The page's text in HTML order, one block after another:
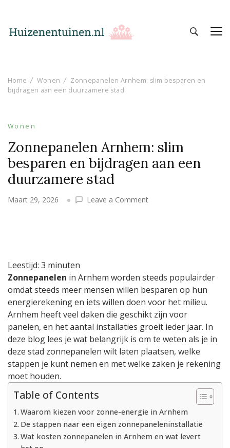
Home Wonen
Zonnepanelen Arnhem: slim besparen en
bijdragen aan een duurzamere stad
Wonen
Zonnepanelen Arnhem: slim
besparen en bijdragen aan een
duurzamere stad
Maart 29, 2026 Leave a Commenton
aan
een
duurzamere
stad
Leestijd: 3 minuten
Zonnepanelen in Arnhem worden steeds populairder
omdat steeds meer mensen willen besparen op hun
energierekening en iets willen doen voor het milieu.
Arnhem heeft veel daken die geschikt zijn voor
panelen, en het aantal installaties groeit ieder jaar. In
deze blog lees je wat belangrijk is om te weten als je in
deze stad zonnepanelen wilt laten plaatsen, welke
stappen je kunt nemen en met welke zaken je rekening
moet houden.
Table of Contents
Waarom kiezen voor zonne-energie in Arnhem
De stappen naar een eigen zonnepaneleninstallatie
Wat kosten zonnepanelen in Arnhem en wat levert